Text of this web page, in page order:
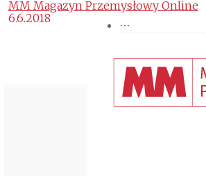
MM Magazyn Przemysłowy Online
6.6.2018